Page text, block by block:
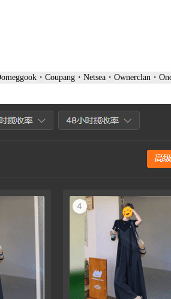
・Coupang・Netsea・Ownerclan・